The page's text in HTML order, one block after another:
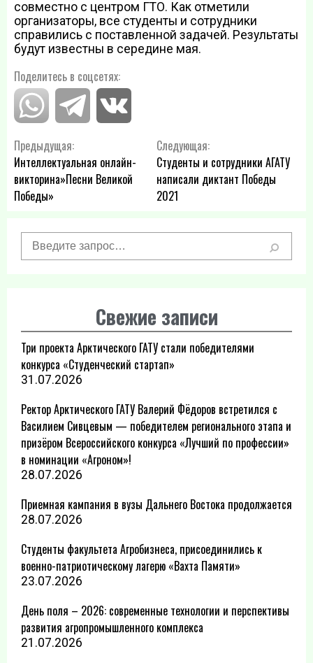
совместно с центром ГТО. Как отметили
организаторы, все студенты и сотрудники
справились с поставленной задачей. Результаты
будут известны в середине мая.
Поделитесь в соцсетях:
Навигация
по
записям
Предыдущая:
Интеллектуальная онлайн-
викторина»Песни Великой
Победы»
Следующая:
Студенты и сотрудники АГАТУ
написали диктант Победы
2021
Свежие записи
Три проекта Арктического ГАТУ стали победителями
конкурса «Студенческий стартап»
31.07.2026
Ректор Арктического ГАТУ Валерий Фёдоров встретился с
Василием Сивцевым — победителем регионального этапа и
призёром Всероссийского конкурса «Лучший по профессии»
в номинации «Агроном»!
28.07.2026
Приемная кампания в вузы Дальнего Востока продолжается
28.07.2026
Студенты факультета Агробизнеса, присоединились к
военно-патриотическому лагерю «Вахта Памяти»
23.07.2026
День поля – 2026: современные технологии и перспективы
развития агропромышленного комплекса
21.07.2026